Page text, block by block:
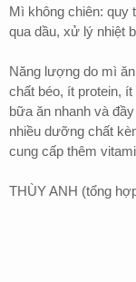
Mì không chiên: quy
qua dầu, xử lý nhiệt
Năng lượng do mì
chất béo, ít protein,
bữa ăn nhanh và
nhiều dưỡng chất
cung cấp thêm
THÙY ANH (tổng